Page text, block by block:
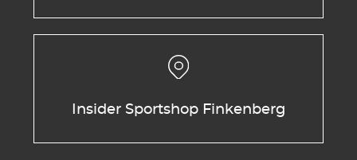
Insider Sportshop Finkenberg